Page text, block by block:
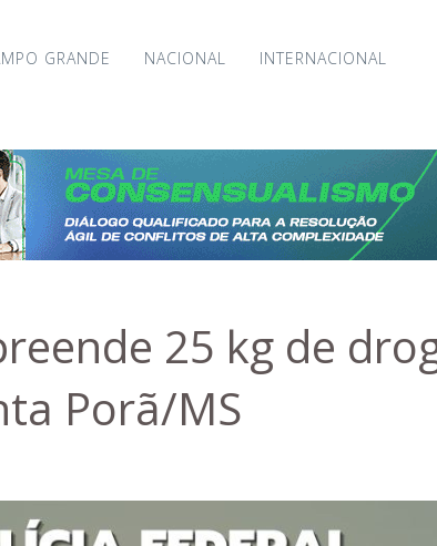
GRANDE NACIONAL INTERNACIONAL
25 kg de
Porã/MS